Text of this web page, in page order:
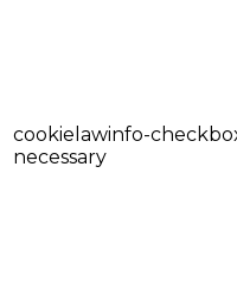
cookielawinfo-
necessary